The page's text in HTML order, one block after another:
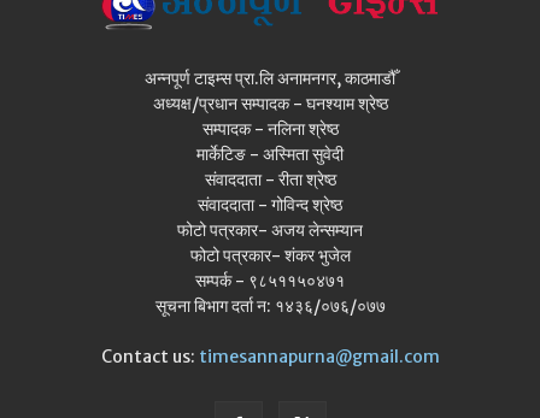
अन्नपूर्ण टाइम्स प्रा.लि अनामनगर, काठमाडौँ
अध्यक्ष/प्रधान सम्पादक - घनश्याम श्रेष्ठ
सम्पादक - नलिना श्रेष्ठ
मार्केटिङ - अस्मिता सुवेदी
संवाददाता - रीता श्रेष्ठ
संवाददाता - गोविन्द श्रेष्ठ
फोटो पत्रकार- अजय लेन्सम्यान
फोटो पत्रकार- शंकर भुजेल
सम्पर्क - ९८५११५०४७१
सूचना बिभाग दर्ता न: १४३६/०७६/०७७
Contact us: timesannapurna@gmail.com